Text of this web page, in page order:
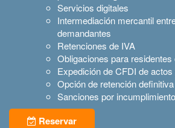
Servicios digitales
Intermediación mercantil
demandantes
Retenciones de IVA
Obligaciones para
Expedición de CFDI de
Opción de retención
Sanciones por incumplimiento
Reservar